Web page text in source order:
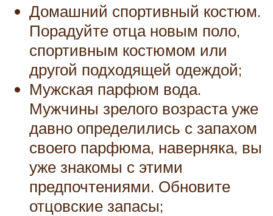
Домашний спортивный костюм.
Порадуйте отца новым поло,
спортивным костюмом или
другой подходящей одеждой;
Мужская парфюм вода.
Мужчины зрелого возраста уже
давно определились с запахом
своего парфюма, наверняка, вы
уже знакомы с этими
предпочтениями. Обновите
отцовские запасы;